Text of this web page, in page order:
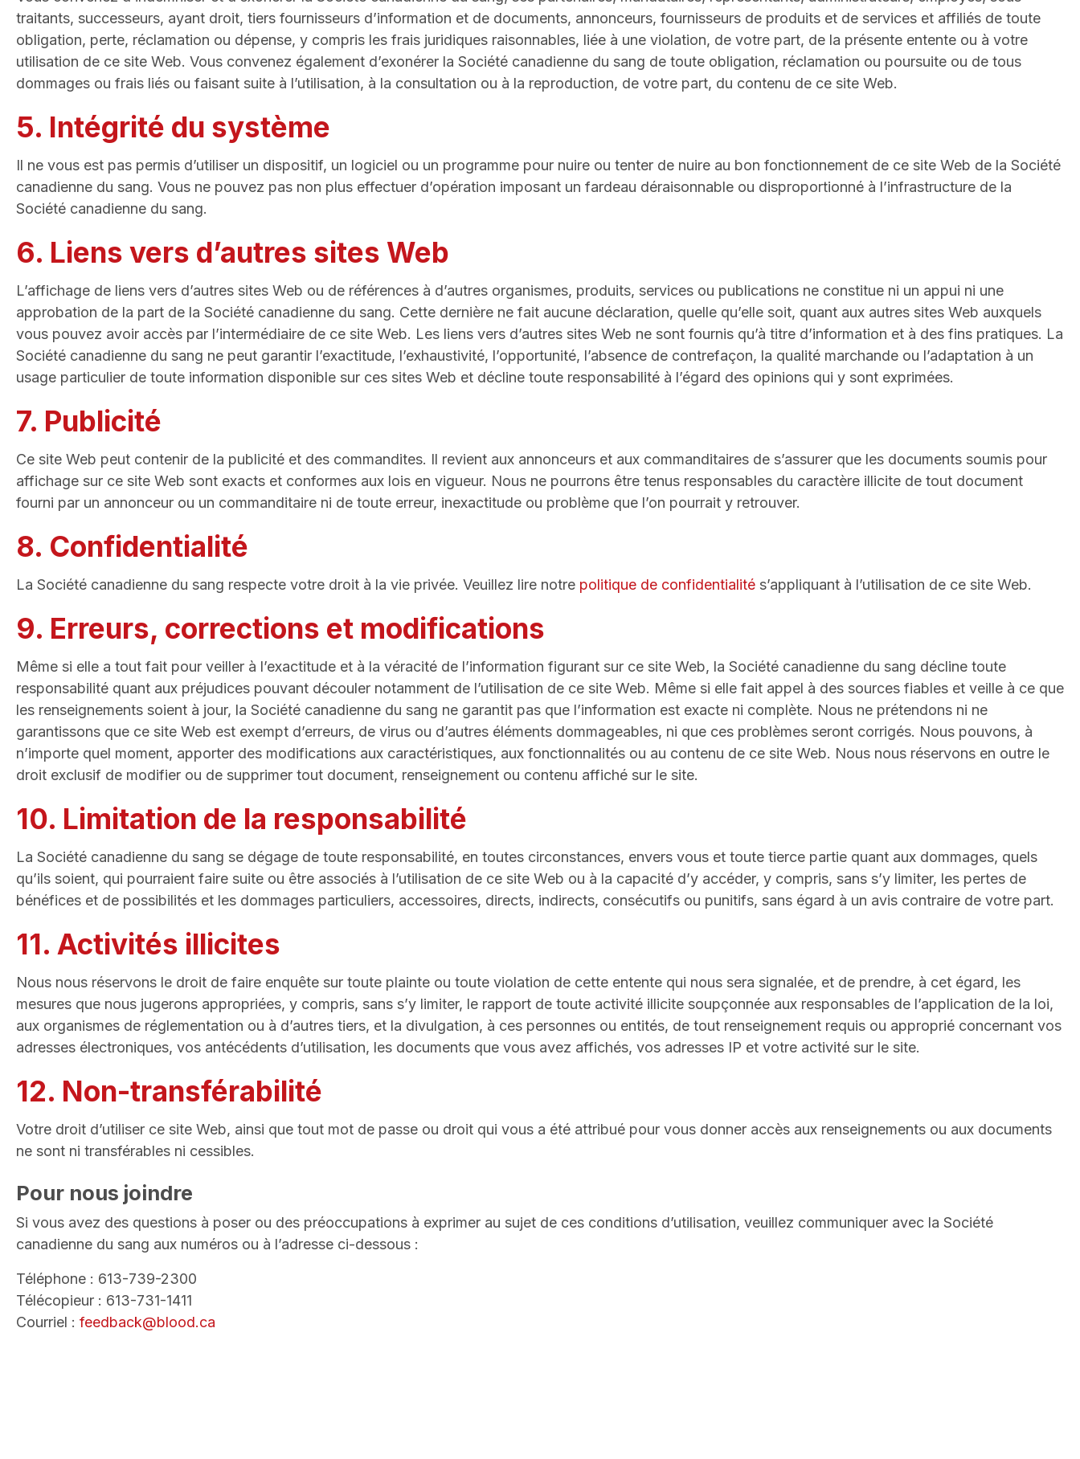
traitants, successeurs, ayant droit, tiers fournisseurs d’information et de documents, annonceurs, fournisseurs de produits et de services et affiliés de toute
obligation, perte, réclamation ou dépense, y compris les frais juridiques raisonnables, liée à une violation, de votre part, de la présente entente ou à votre
utilisation de ce site Web. Vous convenez également d’exonérer la Société canadienne du sang de toute obligation, réclamation ou poursuite ou de tous
dommages ou frais liés ou faisant suite à l’utilisation, à la consultation ou à la reproduction, de votre part, du contenu de ce site Web.
5. Intégrité du système
Il ne vous est pas permis d’utiliser un dispositif, un logiciel ou un programme pour nuire ou tenter de nuire au bon fonctionnement de ce site Web de la Société
canadienne du sang. Vous ne pouvez pas non plus effectuer d’opération imposant un fardeau déraisonnable ou disproportionné à l’infrastructure de la
Société canadienne du sang.
6. Liens vers d’autres sites Web
L’affichage de liens vers d’autres sites Web ou de références à d’autres organismes, produits, services ou publications ne constitue ni un appui ni une
approbation de la part de la Société canadienne du sang. Cette dernière ne fait aucune déclaration, quelle qu’elle soit, quant aux autres sites Web auxquels
vous pouvez avoir accès par l’intermédiaire de ce site Web. Les liens vers d’autres sites Web ne sont fournis qu’à titre d’information et à des fins pratiques. La
Société canadienne du sang ne peut garantir l’exactitude, l’exhaustivité, l’opportunité, l’absence de contrefaçon, la qualité marchande ou l’adaptation à un
usage particulier de toute information disponible sur ces sites Web et décline toute responsabilité à l’égard des opinions qui y sont exprimées.
7. Publicité
Ce site Web peut contenir de la publicité et des commandites. Il revient aux annonceurs et aux commanditaires de s’assurer que les documents soumis pour
affichage sur ce site Web sont exacts et conformes aux lois en vigueur. Nous ne pourrons être tenus responsables du caractère illicite de tout document
fourni par un annonceur ou un commanditaire ni de toute erreur, inexactitude ou problème que l’on pourrait y retrouver.
8. Confidentialité
La Société canadienne du sang respecte votre droit à la vie privée. Veuillez lire notre politique de confidentialité s’appliquant à l’utilisation de ce site Web.
9. Erreurs, corrections et modifications
Même si elle a tout fait pour veiller à l’exactitude et à la véracité de l’information figurant sur ce site Web, la Société canadienne du sang décline toute
responsabilité quant aux préjudices pouvant découler notamment de l’utilisation de ce site Web. Même si elle fait appel à des sources fiables et veille à ce que
les renseignements soient à jour, la Société canadienne du sang ne garantit pas que l’information est exacte ni complète. Nous ne prétendons ni ne
garantissons que ce site Web est exempt d’erreurs, de virus ou d’autres éléments dommageables, ni que ces problèmes seront corrigés. Nous pouvons, à
n’importe quel moment, apporter des modifications aux caractéristiques, aux fonctionnalités ou au contenu de ce site Web. Nous nous réservons en outre le
droit exclusif de modifier ou de supprimer tout document, renseignement ou contenu affiché sur le site.
10. Limitation de la responsabilité
La Société canadienne du sang se dégage de toute responsabilité, en toutes circonstances, envers vous et toute tierce partie quant aux dommages, quels
qu’ils soient, qui pourraient faire suite ou être associés à l’utilisation de ce site Web ou à la capacité d’y accéder, y compris, sans s’y limiter, les pertes de
bénéfices et de possibilités et les dommages particuliers, accessoires, directs, indirects, consécutifs ou punitifs, sans égard à un avis contraire de votre part.
11. Activités illicites
Nous nous réservons le droit de faire enquête sur toute plainte ou toute violation de cette entente qui nous sera signalée, et de prendre, à cet égard, les
mesures que nous jugerons appropriées, y compris, sans s’y limiter, le rapport de toute activité illicite soupçonnée aux responsables de l’application de la loi,
aux organismes de réglementation ou à d’autres tiers, et la divulgation, à ces personnes ou entités, de tout renseignement requis ou approprié concernant vos
adresses électroniques, vos antécédents d’utilisation, les documents que vous avez affichés, vos adresses IP et votre activité sur le site.
12. Non-transférabilité
Votre droit d’utiliser ce site Web, ainsi que tout mot de passe ou droit qui vous a été attribué pour vous donner accès aux renseignements ou aux documents
ne sont ni transférables ni cessibles.
Pour nous joindre
Si vous avez des questions à poser ou des préoccupations à exprimer au sujet de ces conditions d’utilisation, veuillez communiquer avec la Société
canadienne du sang aux numéros ou à l’adresse ci-dessous :
Téléphone : 613-739-2300
Télécopieur : 613-731-1411
Courriel : feedback@blood.ca